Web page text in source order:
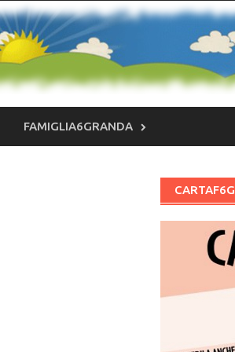
FAMIGLIA6GRANDA
CARTAF6G